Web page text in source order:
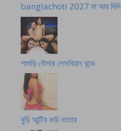
banglachoti 2027 মা আর দিদি
শাশুড়ি বৌমার লেসবিয়ান কান্ড
বুড়ি আন্টির কচি ভাতার